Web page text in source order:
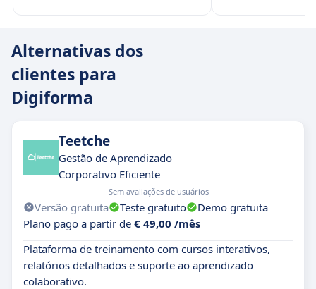
Alternativas dos
clientes para
Digiforma
Teetche
Gestão de Aprendizado
Corporativo Eficiente
Sem avaliações de usuários
Versão gratuita Teste gratuito
Demo gratuita
Plano pago a partir de € 49,00 /mês
Plataforma de treinamento com cursos interativos,
relatórios detalhados e suporte ao aprendizado
colaborativo.